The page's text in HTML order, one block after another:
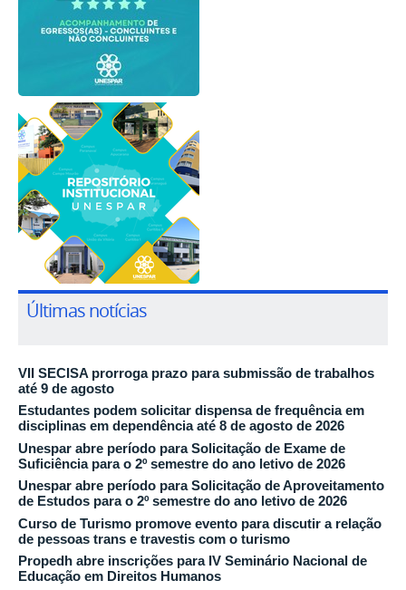
Últimas notícias
VII SECISA prorroga prazo para submissão de trabalhos
até 9 de agosto
Estudantes podem solicitar dispensa de frequência em
disciplinas em dependência até 8 de agosto de 2026
Unespar abre período para Solicitação de Exame de
Suficiência para o 2º semestre do ano letivo de 2026
Unespar abre período para Solicitação de Aproveitamento
de Estudos para o 2º semestre do ano letivo de 2026
Curso de Turismo promove evento para discutir a relação
de pessoas trans e travestis com o turismo
Propedh abre inscrições para IV Seminário Nacional de
Educação em Direitos Humanos